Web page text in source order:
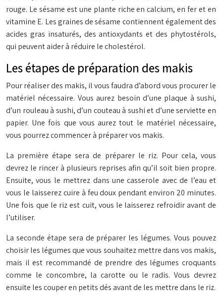
rouge. Le sésame est une plante riche en calcium, en fer et en
vitamine E. Les graines de sésame contiennent également des
acides gras insaturés, des antioxydants et des phytostérols,
qui peuvent aider à réduire le cholestérol.
Les étapes de préparation des makis
Pour réaliser des makis, il vous faudra d’abord vous procurer le
matériel nécessaire. Vous aurez besoin d’une plaque à sushi,
d’un rouleau à sushi, d’un couteau à sushi et d’une serviette en
papier. Une fois que vous aurez tout le matériel nécessaire,
vous pourrez commencer à préparer vos makis.
La première étape sera de préparer le riz. Pour cela, vous
devrez le rincer à plusieurs reprises afin qu’il soit bien propre.
Ensuite, vous le mettrez dans une casserole avec de l’eau et
vous le laisserez cuire à feu doux pendant environ 20 minutes.
Une fois que le riz est cuit, vous le laisserez refroidir avant de
l’utiliser.
La seconde étape sera de préparer les légumes. Vous pouvez
choisir les légumes que vous souhaitez mettre dans vos makis,
mais il est recommandé de prendre des légumes croquants
comme le concombre, la carotte ou le radis. Vous devrez
ensuite les couper en petits dés avant de les mettre dans le riz.